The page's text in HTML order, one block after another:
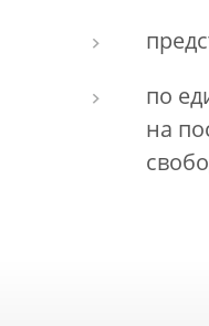
по
на